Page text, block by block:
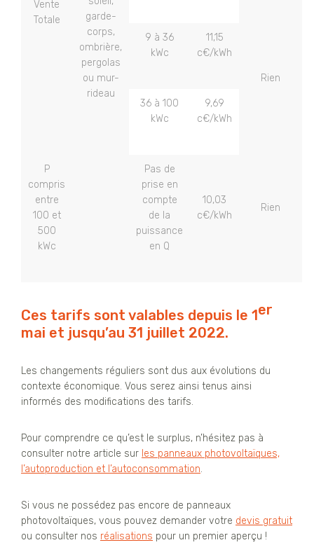
garde-
corps,
ombrière,
pergolas
ou mur-
rideau
Vente
Totale
9 à 36
kWc
11,15
c€/kWh
Rien
36 à 100
kWc
9,69
c€/kWh
P
compris
entre
100 et
500
kWc
Pas de
prise en
compte
de la
puissance
en Q
10,03
c€/kWh
Rien
Ces tarifs sont valables depuis le 1er
mai et jusqu’au 31 juillet 2022.
Les changements réguliers sont dus aux évolutions du
contexte économique. Vous serez ainsi tenus ainsi
informés des modifications des tarifs.
Pour comprendre ce qu’est le surplus, n’hésitez pas à
consulter notre article sur les panneaux photovoltaïques,
l’autoproduction et l’autoconsommation.
Si vous ne possédez pas encore de panneaux
photovoltaïques, vous pouvez demander votre devis gratuit
ou consulter nos réalisations pour un premier aperçu !